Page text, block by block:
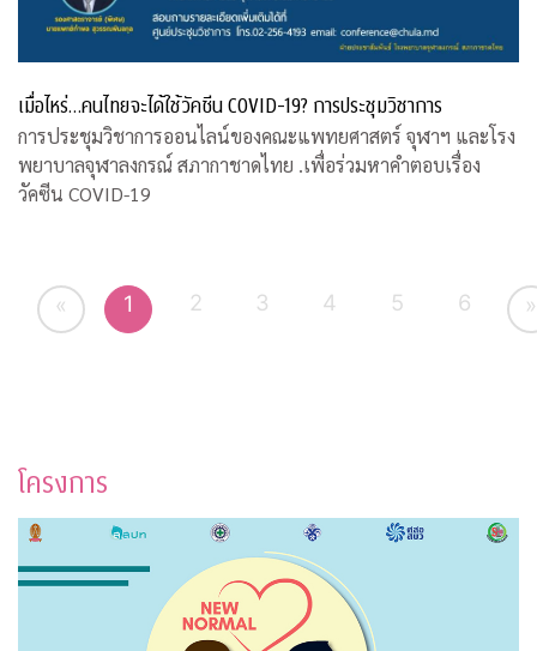
เมื่อไหร่…คนไทยจะได้ใช้วัคซีน COVID-19? การประชุมวิชาการ
การประชุมวิชาการออนไลน์ของคณะแพทยศาสตร์ จุฬาฯ และโรง
พยาบาลจุฬาลงกรณ์ สภากาชาดไทย .เพื่อร่วมหาคำตอบเรื่อง
วัคซีน COVID-19
« 1 2 3 4 5 6 »
โครงการ